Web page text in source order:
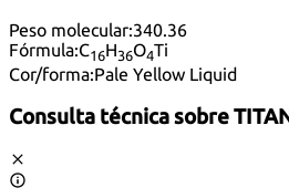
Peso molecular:340.36
Fórmula:C16H36O4Ti
Cor/forma:Pale Yellow Liquid
Consulta técnica sobre